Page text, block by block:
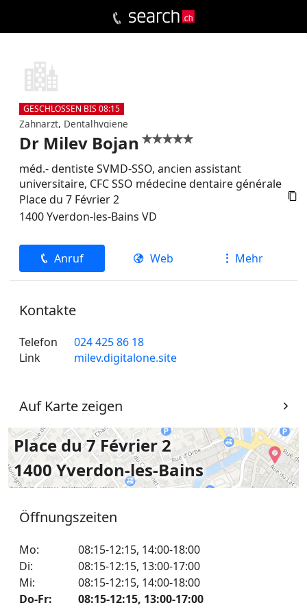
GESCHLOSSEN BIS 08:15
Zahnarzt, Dentalhygiene
Dr Milev Bojan 

méd.- dentiste SVMD-SSO, ancien assistant
universitaire, CFC SSO médecine dentaire générale

Place du 7 Février 2
1400Yverdon-les-Bains VD
Anruf Web Mehr
Kontakte
Telefon
024 425 86 18
Link
milev.digitalone.site
Auf Karte zeigen
Place du 7 Février 2
1400 Yverdon-les-Bains
Öffnungszeiten
Mo: 08:15-12:15, 14:00-18:00
Di: 08:15-12:15, 13:00-17:00
Mi: 08:15-12:15, 14:00-18:00
Do-Fr: 08:15-12:15, 13:00-17:00